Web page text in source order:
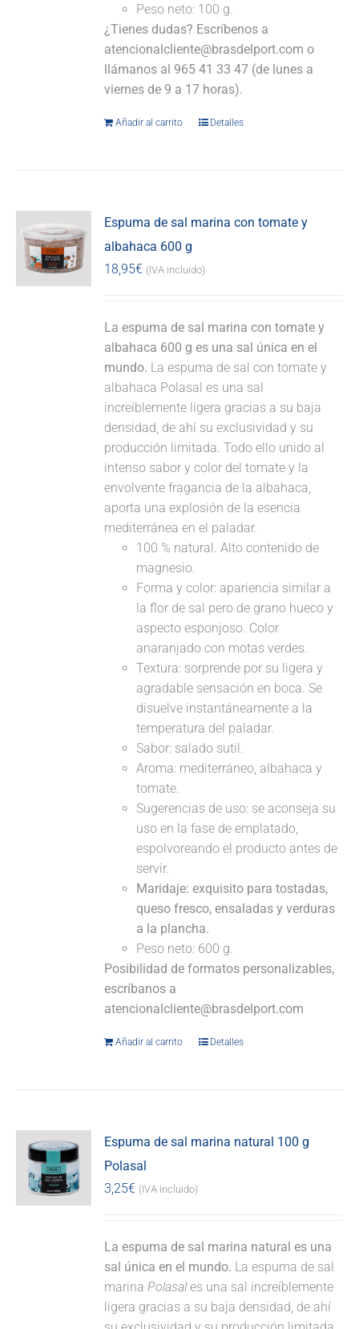
Peso neto: 100 g.
¿Tienes dudas? Escríbenos a
atencionalcliente@brasdelport.com o
llámanos al 965 41 33 47 (de lunes a
viernes de 9 a 17 horas).
Añadir al carrito Detalles
Espuma de sal marina con tomate y
albahaca 600 g
18,95€ (IVA incluido)
La espuma de sal marina con tomate y
albahaca 600 g es una sal única en el
mundo. La espuma de sal con tomate y
albahaca Polasal es una sal
increíblemente ligera gracias a su baja
densidad, de ahí su exclusividad y su
producción limitada. Todo ello unido al
intenso sabor y color del tomate y la
envolvente fragancia de la albahaca,
aporta una explosión de la esencia
mediterránea en el paladar.
100 % natural. Alto contenido de
magnesio.
Forma y color: apariencia similar a
la flor de sal pero de grano hueco y
aspecto esponjoso. Color
anaranjado con motas verdes.
Textura: sorprende por su ligera y
agradable sensación en boca. Se
disuelve instantáneamente a la
temperatura del paladar.
Sabor: salado sutil.
Aroma: mediterráneo, albahaca y
tomate.
Sugerencias de uso: se aconseja su
uso en la fase de emplatado,
espolvoreando el producto antes de
servir.
Maridaje: exquisito para tostadas,
queso fresco, ensaladas y verduras
a la plancha.
Peso neto: 600 g.
Posibilidad de formatos personalizables,
escríbanos a
atencionalcliente@brasdelport.com
Añadir al carrito Detalles
Espuma de sal marina natural 100 g
Polasal
3,25€ (IVA incluido)
La espuma de sal marina natural es una
sal única en el mundo. La espuma de sal
marinaPolasales una sal increíblemente
ligera gracias a su baja densidad, de ahí